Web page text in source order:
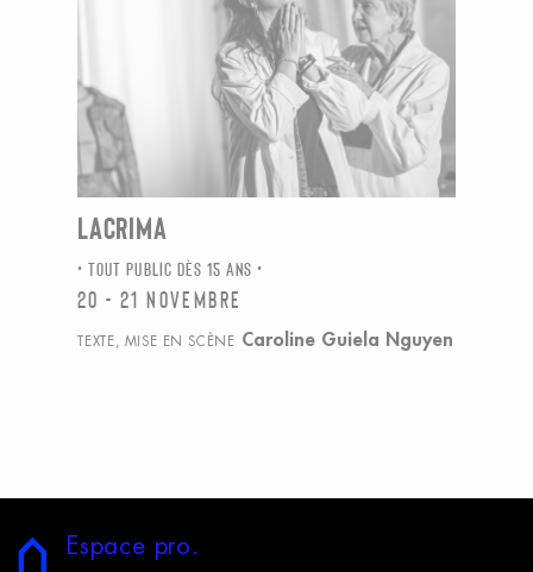
LACRIMA
TOUT PUBLIC DÈS 15 ANS
20 - 21 novembre
TEXTE, MISE EN SCÈNE Caroline Guiela Nguyen
Espace pro.